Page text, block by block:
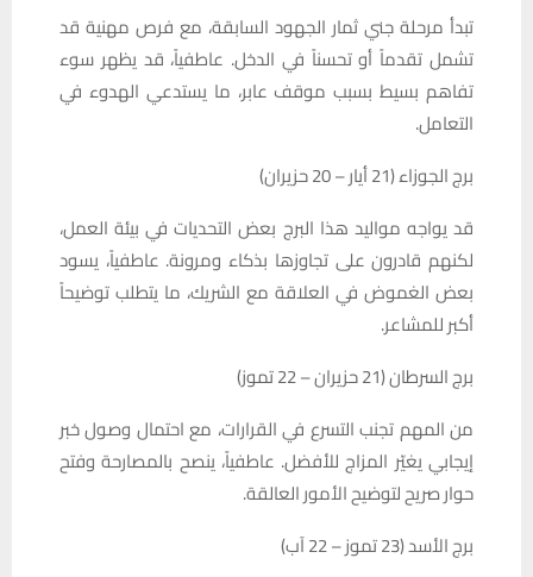
تبدأ مرحلة جني ثمار الجهود السابقة، مع فرص مهنية قد
تشمل تقدماً أو تحسناً في الدخل. عاطفياً، قد يظهر سوء
تفاهم بسيط بسبب موقف عابر، ما يستدعي الهدوء في
التعامل.
برج الجوزاء (21 أيار – 20 حزيران)
قد يواجه مواليد هذا البرج بعض التحديات في بيئة العمل،
لكنهم قادرون على تجاوزها بذكاء ومرونة. عاطفياً، يسود
بعض الغموض في العلاقة مع الشريك، ما يتطلب توضيحاً
أكبر للمشاعر.
برج السرطان (21 حزيران – 22 تموز)
من المهم تجنب التسرع في القرارات، مع احتمال وصول خبر
إيجابي يغيّر المزاج للأفضل. عاطفياً، ينصح بالمصارحة وفتح
حوار صريح لتوضيح الأمور العالقة.
برج الأسد (23 تموز – 22 آب)